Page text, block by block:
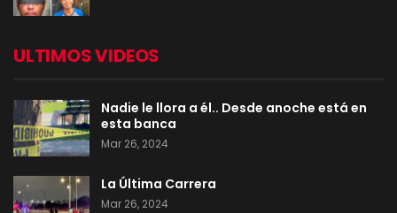
ULTIMOS VIDEOS
Nadie le llora a él.. Desde anoche está en
esta banca
Mar 26, 2024
La Última Carrera
Mar 26, 2024